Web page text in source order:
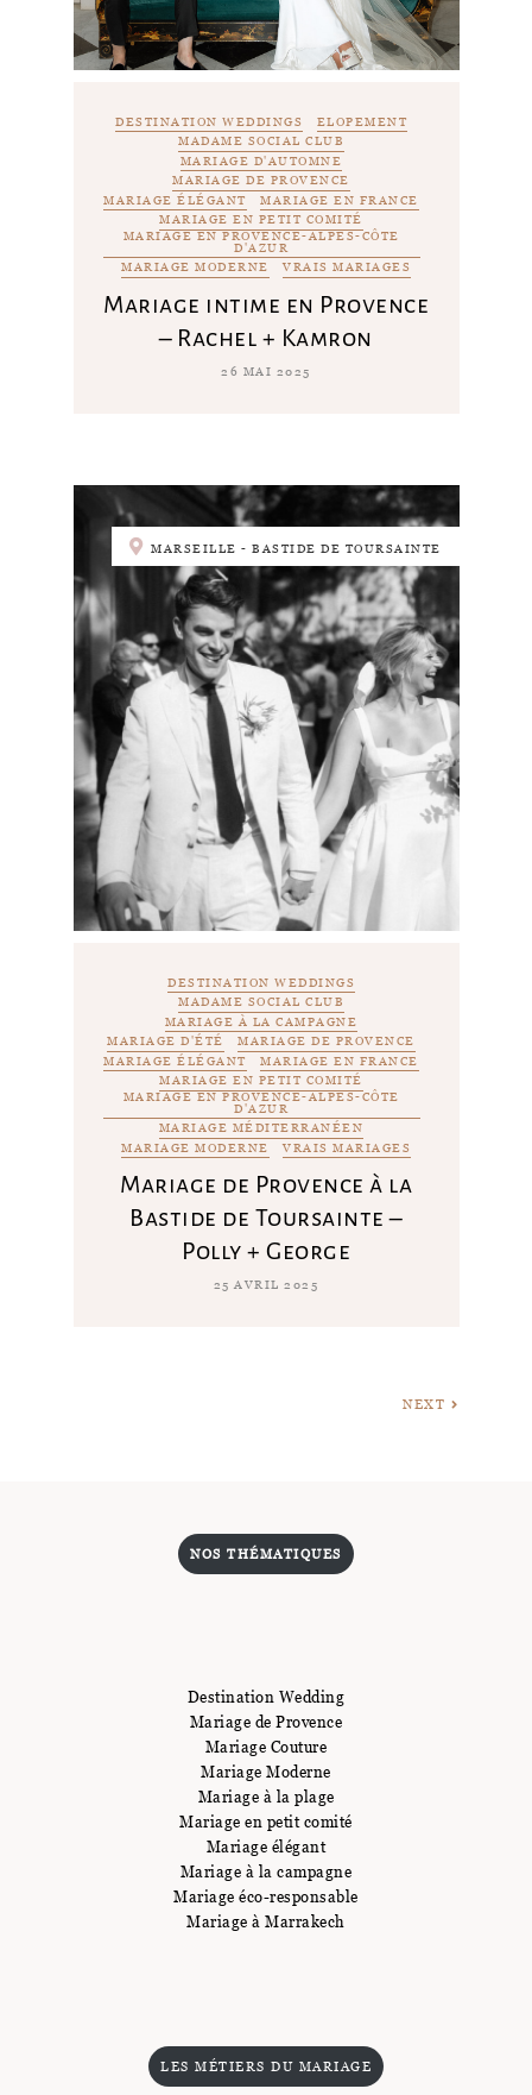
DESTINATION WEDDINGS
ELOPEMENT
MADAME SOCIAL CLUB
MARIAGE D'AUTOMNE
MARIAGE DE PROVENCE
MARIAGE ÉLÉGANT
MARIAGE EN FRANCE
MARIAGE EN PETIT COMITÉ
MARIAGE EN PROVENCE-ALPES-CÔTE
D'AZUR
MARIAGE MODERNE
VRAIS MARIAGES
Mariage intime en Provence
– Rachel + Kamron
26 MAI 2025
MARSEILLE - BASTIDE DE TOURSAINTE
DESTINATION WEDDINGS
MADAME SOCIAL CLUB
MARIAGE À LA CAMPAGNE
MARIAGE D'ÉTÉ
MARIAGE DE PROVENCE
MARIAGE ÉLÉGANT
MARIAGE EN FRANCE
MARIAGE EN PETIT COMITÉ
MARIAGE EN PROVENCE-ALPES-CÔTE
D'AZUR
MARIAGE MÉDITERRANÉEN
MARIAGE MODERNE
VRAIS MARIAGES
Mariage de Provence à la
Bastide de Toursainte –
Polly + George
25 AVRIL 2025
NEXT
NOS THÉMATIQUES
Destination Wedding
Mariage de Provence
Mariage Couture
Mariage Moderne
Mariage à la plage
Mariage en petit comité
Mariage élégant
Mariage à la campagne
Mariage éco-responsable
Mariage à Marrakech
LES MÉTIERS DU MARIAGE